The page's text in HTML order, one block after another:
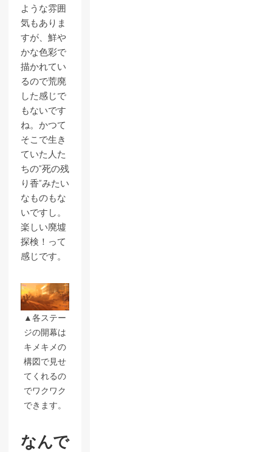
ような雰囲
気もありま
すが、鮮や
かな色彩で
描かれてい
るので荒廃
した感じで
もないです
ね。かつて
そこで生き
ていた人た
ちの”死の残
り香”みたい
なものもな
いですし。
楽しい廃墟
探検！って
感じです。
▲各ステー
ジの開幕は
キメキメの
構図で見せ
てくれるの
でワクワク
できます。
なんで